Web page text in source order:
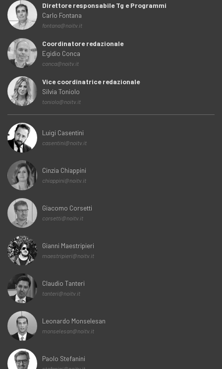
Direttore responsabile Tg e Programmi
Carlo Fontana
fontana@noitv.it
Coordinatore redazionale
Egidio Conca
conca@noitv.it
Vice coordinatrice redazionale
Silvia Toniolo
toniolo@noitv.it
Luigi Casentini
casentini@noitv.it
Cinzia Chiappini
chiappini@noitv.it
Giacomo Corsetti
corsetti@noitv.it
Gianni Maestripieri
maestripieri@noitv.it
Claudio Tanteri
tanteri@noitv.it
Leonardo Monselesan
monselesan@noitv.it
Paolo Stefanini